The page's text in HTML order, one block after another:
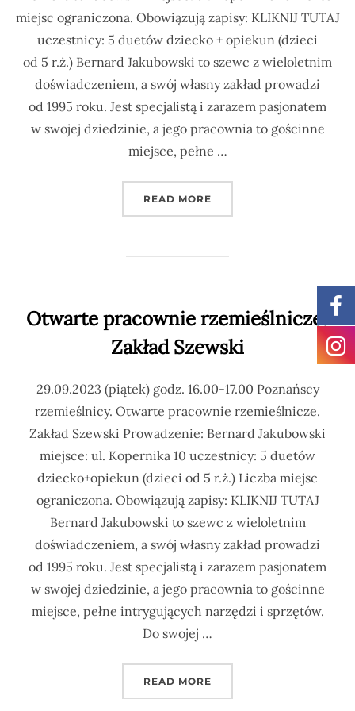
miejsc ograniczona. Obowiązują zapisy: KLIKNIJ TUTAJ
uczestnicy: 5 duetów dziecko + opiekun (dzieci
od 5 r.ż.) Bernard Jakubowski to szewc z wieloletnim
doświadczeniem, a swój własny zakład prowadzi
od 1995 roku. Jest specjalistą i zarazem pasjonatem
w swojej dziedzinie, a jego pracownia to gościnne
miejsce, pełne …
READ MORE
Otwarte pracownie rzemieślnicze.
Zakład Szewski
29.09.2023 (piątek) godz. 16.00-17.00 Poznańscy
rzemieślnicy. Otwarte pracownie rzemieślnicze.
Zakład Szewski Prowadzenie: Bernard Jakubowski
miejsce: ul. Kopernika 10 uczestnicy: 5 duetów
dziecko+opiekun (dzieci od 5 r.ż.) Liczba miejsc
ograniczona. Obowiązują zapisy: KLIKNIJ TUTAJ
Bernard Jakubowski to szewc z wieloletnim
doświadczeniem, a swój własny zakład prowadzi
od 1995 roku. Jest specjalistą i zarazem pasjonatem
w swojej dziedzinie, a jego pracownia to gościnne
miejsce, pełne intrygujących narzędzi i sprzętów.
Do swojej …
READ MORE